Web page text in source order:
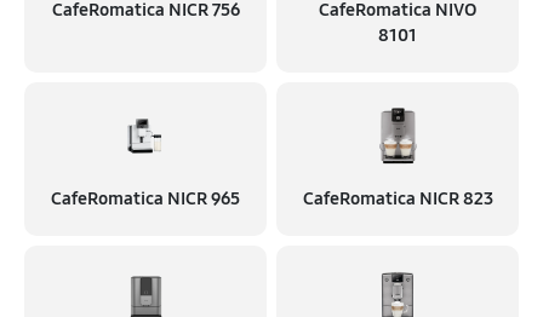
CafeRomatica NICR 756
CafeRomatica NIVO
8101
CafeRomatica NICR 965 CafeRomatica NICR 823